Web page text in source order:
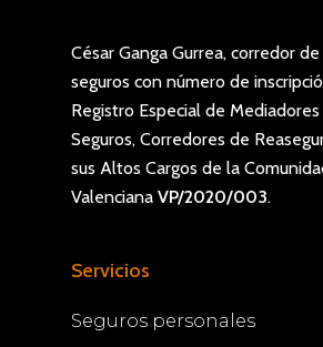
César Ganga Gurrea, corredor de
seguros con número de
Registro Especial de
Seguros, Corredores de
sus Altos Cargos de la
Valenciana VP/2020/003.
Servicios
Seguros personales